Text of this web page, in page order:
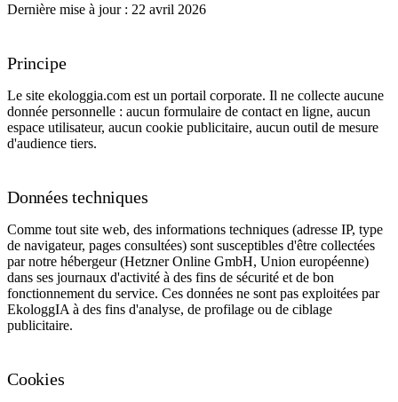
Dernière mise à jour : 22 avril 2026
Principe
Le site ekologgia.com est un portail corporate. Il ne collecte aucune
donnée personnelle : aucun formulaire de contact en ligne, aucun
espace utilisateur, aucun cookie publicitaire, aucun outil de mesure
d'audience tiers.
Données techniques
Comme tout site web, des informations techniques (adresse IP, type
de navigateur, pages consultées) sont susceptibles d'être collectées
par notre hébergeur (Hetzner Online GmbH, Union européenne)
dans ses journaux d'activité à des fins de sécurité et de bon
fonctionnement du service. Ces données ne sont pas exploitées par
EkologgIA à des fins d'analyse, de profilage ou de ciblage
publicitaire.
Cookies